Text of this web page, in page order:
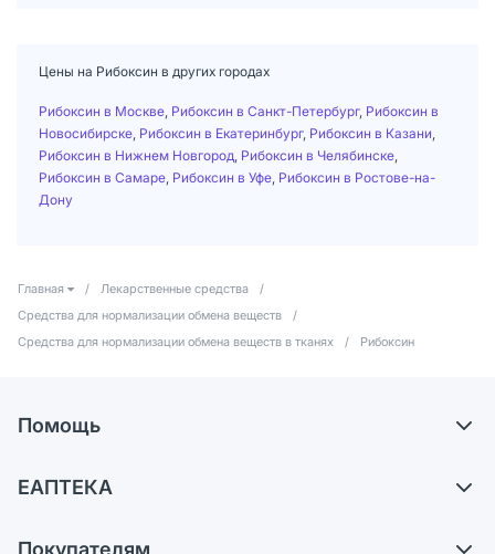
Цены на Рибоксин в других городах
Рибоксин в Москве Рибоксин в Санкт-Петербург, Рибоксин в
Новосибирске Рибоксин в Екатеринбург, Рибоксин в Казани
Рибоксин в Нижнем Новгород Рибоксин в Челябинске
Рибоксин в Самаре Рибоксин в Уфе Рибоксин в Ростове-на-
Дону
Главная / Лекарственные средства
/
Средства для нормализации обмена веществ
/
Средства для нормализации обмена веществ в тканях
/ Рибоксин
Помощь
Самовывоз из аптек
ЕАПТЕКА
Покупателям